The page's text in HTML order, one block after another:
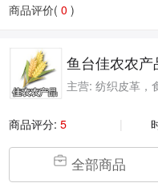
商品评价(0 )
鱼台佳农农产
主营: 纺织皮革，
商品评分:5
全部商品